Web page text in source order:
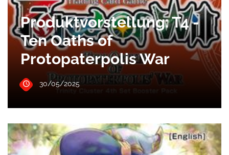
Produktvorstellung: T4 -
Ten Oaths of
Protopaterpolis War
30/05/2025